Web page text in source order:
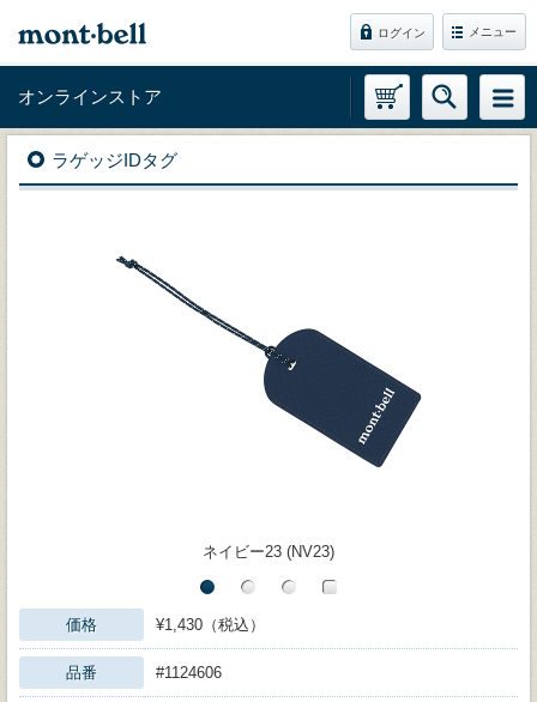
ログイン メニュー
オンラインストア
ラゲッジIDタグ
ネイビー23 (NV23)
価格 ¥1,430（税込）
品番 #1124606